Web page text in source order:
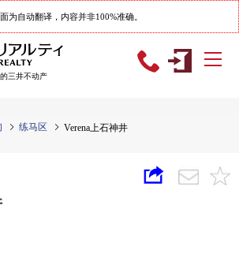
为自动翻译，内容并非100%准确。
三井不动产
练马区 Verena上石神井